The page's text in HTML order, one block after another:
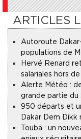
ARTICLES
Autoroute
populations de
Hervé Renard
salariales hors
Alerte Météo :
grande partie du
950 départs et
Dakar Dem Dikk
Touba : un